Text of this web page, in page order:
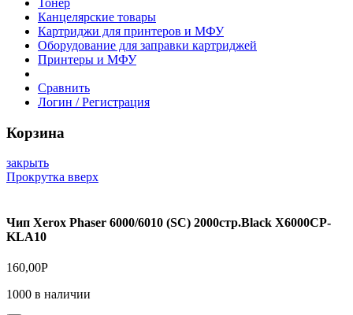
Тонер
Канцелярские товары
Картриджи для принтеров и МФУ
Оборудование для заправки картриджей
Принтеры и МФУ
Сравнить
Логин / Регистрация
Корзина
закрыть
Прокрутка вверх
Чип Xerox Phaser 6000/6010 (SC) 2000стр.Black X6000CP-
KLA10
160,00Р
1000 в наличии